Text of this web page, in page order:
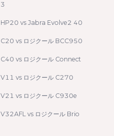
3
HP20 vs Jabra Evolve2 40
C20 vs ロジクール BCC950
C40 vs ロジクール Connect
V11 vs ロジクール C270
V21 vs ロジクール C930e
V32AFL vs ロジクール Brio